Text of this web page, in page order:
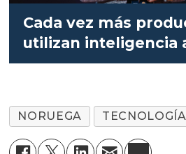
Cada vez más
utilizan inteligencia
NORUEGA TECNOLOGÍA